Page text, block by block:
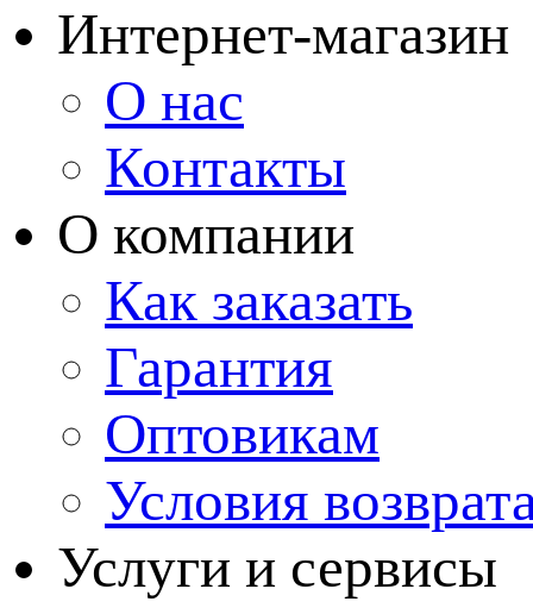
Интернет-магазин
О нас
Контакты
О компании
Как заказать
Гарантия
Оптовикам
Условия
Услуги и сервисы